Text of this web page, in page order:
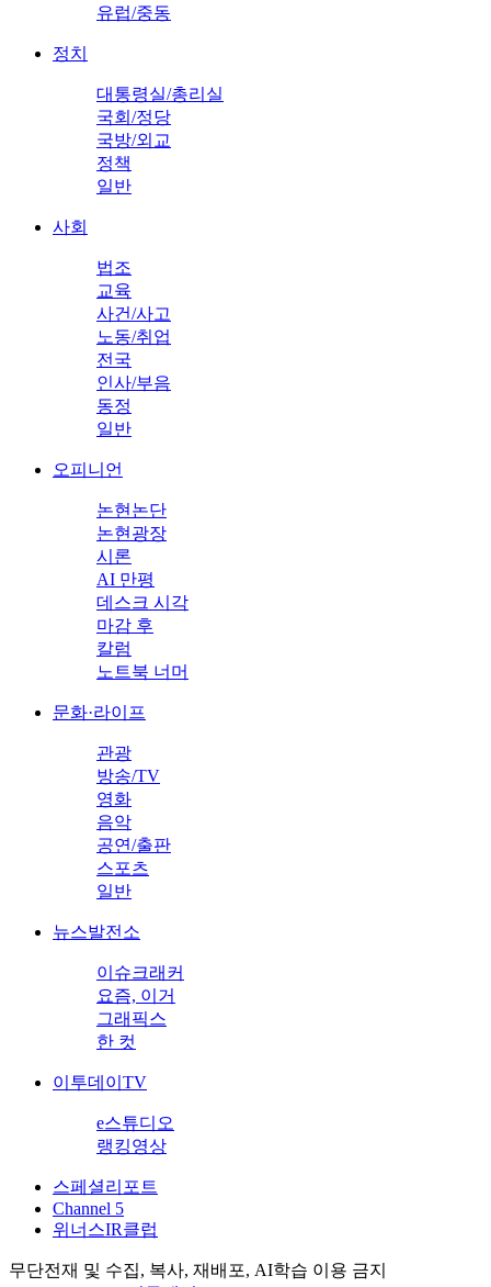
유럽/중동
정치
대통령실/총리실
국회/정당
국방/외교
정책
일반
사회
법조
교육
사건/사고
노동/취업
전국
인사/부음
동정
일반
오피니언
논현논단
논현광장
시론
AI 만평
데스크 시각
마감 후
칼럼
노트북 너머
문화·라이프
관광
방송/TV
영화
음악
공연/출판
스포츠
일반
뉴스발전소
이슈크래커
요즘, 이거
그래픽스
한 컷
이투데이TV
e스튜디오
랭킹영상
스페셜리포트
Channel 5
위너스IR클럽
무단전재 및 수집, 복사, 재배포, AI학습 이용 금지